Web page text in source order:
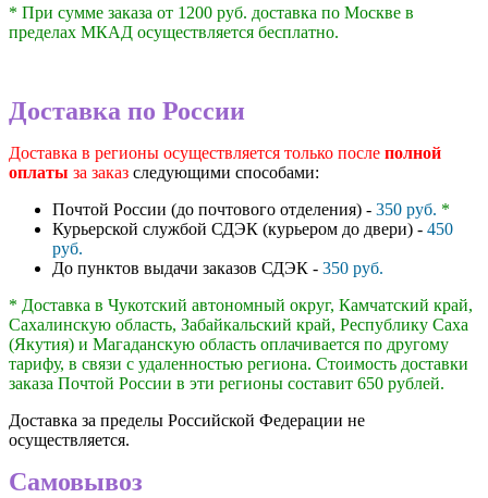
* При сумме заказа от 1200 руб. доставка по Москве в
пределах МКАД осуществляется бесплатно.
Доставка по России
Доставка в регионы осуществляется только после полной
оплаты за заказ следующими способами:
Почтой России (до почтового отделения) - 350 руб. *
Курьерской службой СДЭК (курьером до двери) - 450
руб.
До пунктов выдачи заказов СДЭК - 350 руб.
* Доставка в Чукотский автономный округ, Камчатский край,
Сахалинскую область, Забайкальский край, Республику Саха
(Якутия) и Магаданскую область оплачивается по другому
тарифу, в связи с удаленностью региона. Стоимость доставки
заказа Почтой России в эти регионы составит 650 рублей.
Доставка за пределы Российской Федерации не
осуществляется.
Самовывоз